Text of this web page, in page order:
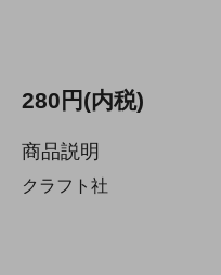
280円(内税)
商品説明
クラフト社